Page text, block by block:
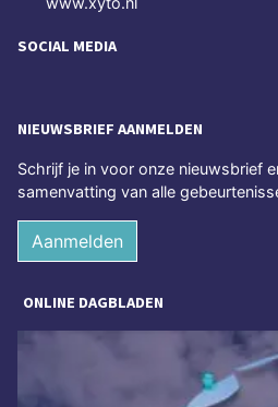
SOCIAL MEDIA
NIEUWSBRIEF AANMELDEN
Schrijf je in voor onze nieuwsbrief
samenvatting van alle
Aanmelden
ONLINE DAGBLADEN